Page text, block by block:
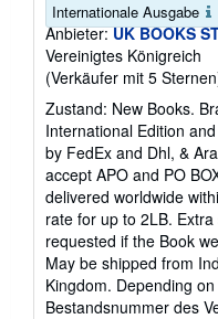
Internationale Ausgabe
Anbieter: UK BOOKS
Vereinigtes Königreich
(Verkäufer mit 5
Zustand: New Books.
International Edition
by FedEx and Dhl, &
accept APO and PO
delivered worldwide
rate for up to 2LB.
requested if the Book
May be shipped from
Kingdom. Depending
Bestandsnummer des